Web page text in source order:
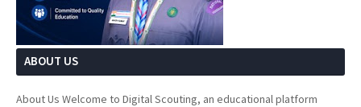
ABOUT US
About Us Welcome to Digital Scouting, an educational platform